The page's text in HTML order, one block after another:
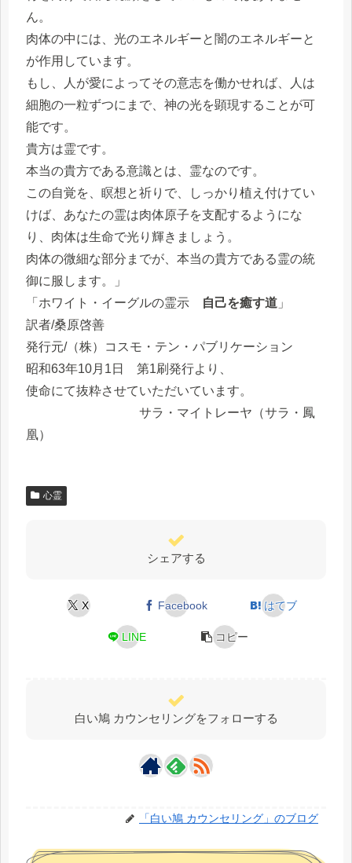
ん。
肉体の中には、光のエネルギーと闇のエネルギーと
が作用しています。
もし、人が愛によってその意志を働かせれば、人は
細胞の一粒ずつにまで、神の光を顕現することが可
能です。
貴方は霊です。
本当の貴方である意識とは、霊なのです。
この自覚を、瞑想と祈りで、しっかり植え付けてい
けば、あなたの霊は肉体原子を支配するようにな
り、肉体は生命で光り輝きましょう。
肉体の微細な部分までが、本当の貴方である霊の統
御に服します。」
「ホワイト・イーグルの霊示 自己を癒す道 」
訳者/桑原啓善
発行元/（株）コスモ・テン・パブリケーション
昭和63年10月1日 第1刷発行より、
使命にて抜粋させていただいています。
サラ・マイトレーヤ（サラ・鳳
凰）
心霊
シェアする
X Facebook はてブ
LINE コピー
白い鳩 カウンセリングをフォローする
「白い鳩 カウンセリング」のブログ